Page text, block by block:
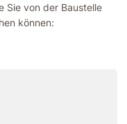
Sie von der Baustelle
können: